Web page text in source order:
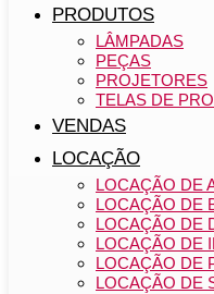
PRODUTOS
LÂMPADAS
PEÇAS
PROJETORES
TELAS DE
VENDAS
LOCAÇÃO
LOCAÇÃO DE
LOCAÇÃO DE
LOCAÇÃO DE
LOCAÇÃO DE
LOCAÇÃO DE
LOCAÇÃO DE